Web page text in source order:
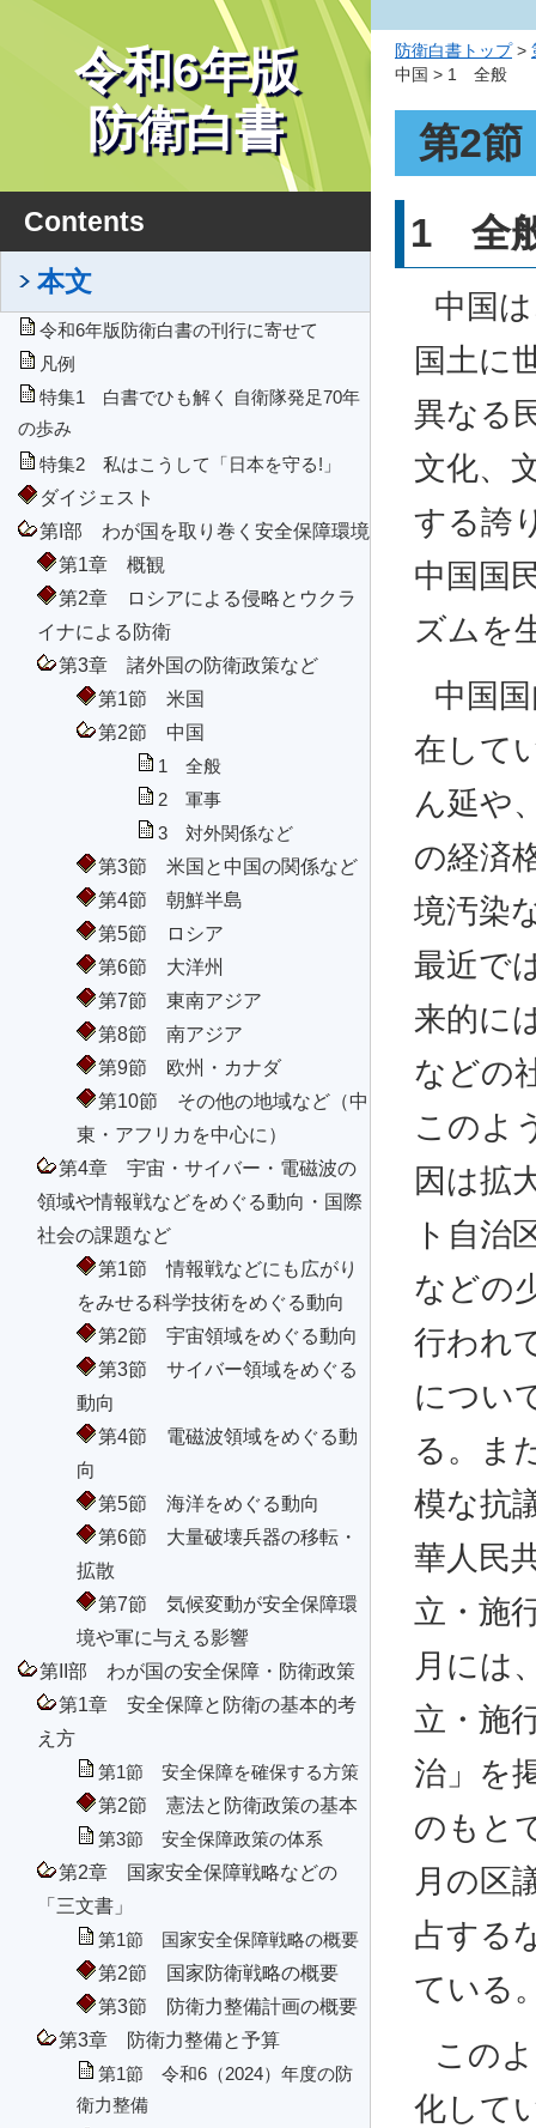
令和6年版
防衛白書
Contents
本文
令和6年版防衛白書の刊行に寄せて
凡例
特集1 白書でひも解く 自衛隊発足70年
の歩み
特集2 私はこうして「日本を守る!」
ダイジェスト
第I部 わが国を取り巻く安全保障環境
第1章 概観
第2章 ロシアによる侵略とウクラ
イナによる防衛
第3章 諸外国の防衛政策など
第1節 米国
第2節 中国
1 全般
2 軍事
3 対外関係など
第3節 米国と中国の関係など
第4節 朝鮮半島
第5節 ロシア
第6節 大洋州
第7節 東南アジア
第8節 南アジア
第9節 欧州・カナダ
第10節 その他の地域など（中
東・アフリカを中心に）
第4章 宇宙・サイバー・電磁波の
領域や情報戦などをめぐる動向・国際
社会の課題など
第1節 情報戦などにも広がり
をみせる科学技術をめぐる動向
第2節 宇宙領域をめぐる動向
第3節 サイバー領域をめぐる
動向
第4節 電磁波領域をめぐる動
向
第5節 海洋をめぐる動向
第6節 大量破壊兵器の移転・
拡散
第7節 気候変動が安全保障環
境や軍に与える影響
第II部 わが国の安全保障・防衛政策
第1章 安全保障と防衛の基本的考
え方
第1節 安全保障を確保する方策
第2節 憲法と防衛政策の基本
第3節 安全保障政策の体系
第2章 国家安全保障戦略などの
「三文書」
第1節 国家安全保障戦略の概要
第2節 国家防衛戦略の概要
第3節 防衛力整備計画の概要
第3章 防衛力整備と予算
第1節 令和6（2024）年度の防
衛力整備
防衛白書トップ>
中国 > 1 全般
第2
1 全
中国
国土に
異なる
文化、
する誇
中国国
ズムを
中国
在して
ん延や
の経済
境汚染
最近で
来的に
などの
このよ
因は拡
ト自治
などの
行われ
につい
る。ま
模な抗
華人民
立・施
月には
立・施
治」を
のもと
月の区
占する
ている
この
化して